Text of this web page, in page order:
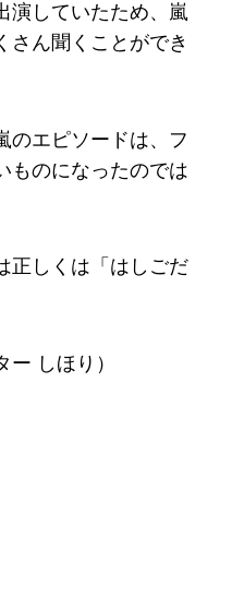
演していたため、嵐
さん聞くことができ
のエピソードは、フ
ものになったのでは
正しくは「はしごだ
ー しほり）